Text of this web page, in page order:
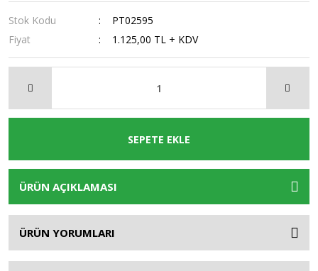
Stok Kodu
PT02595
Fiyat
1.125,00 TL + KDV
SEPETE EKLE
ÜRÜN AÇIKLAMASI
ÜRÜN YORUMLARI